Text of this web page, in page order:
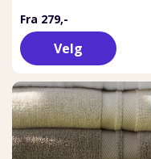
Fra 279,-
Velg